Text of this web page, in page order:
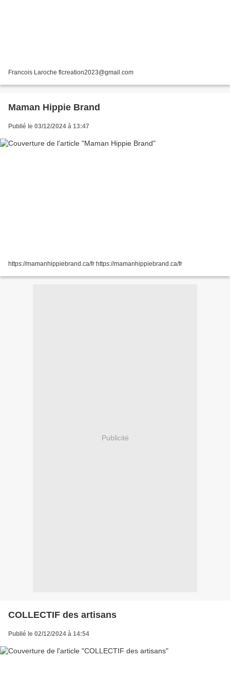
Francois Laroche flcreation2023@gmail.com
Maman Hippie Brand
Publié le 03/12/2024 à 13:47
https://mamanhippiebrand.ca/fr https://mamanhippiebrand.ca/fr
Publicité
COLLECTIF des artisans
Publié le 02/12/2024 à 14:54